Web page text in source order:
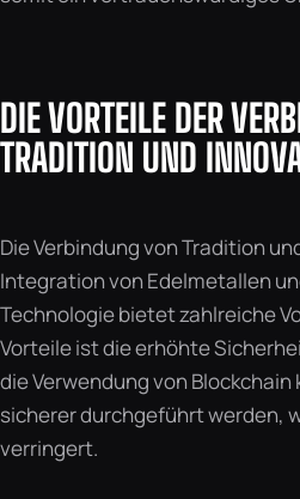
DIE VORTEILE DER
TRADITION UND
Die Verbindung von Tradition
Integration von Edelmetallen
Technologie bietet zahlreiche
Vorteile ist die erhöhte
die Verwendung von
sicherer durchgeführt werden,
verringert.